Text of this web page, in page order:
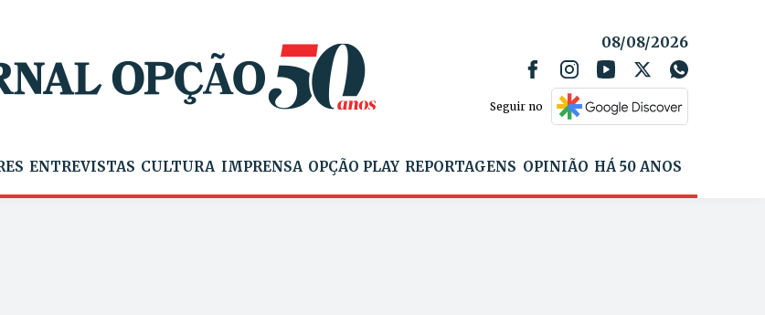
08/08/2026
Seguir no
ENTREVISTAS CULTURA IMPRENSA OPÇÃO PLAY REPORTAGENS OPINIÃO HÁ 50 ANOS